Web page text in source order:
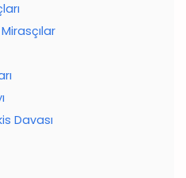
Davası